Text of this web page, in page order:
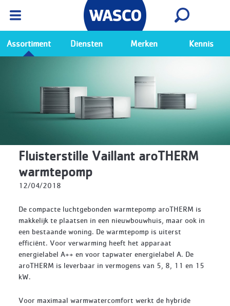
Ga naar de Wasco app
Bekijk
Assortiment Diensten Merken Kennis
Fluisterstille Vaillant aroTHERM
warmtepomp
12/04/2018
De compacte luchtgebonden warmtepomp aroTHERM is
makkelijk te plaatsen in een nieuwbouwhuis, maar ook in
een bestaande woning. De warmtepomp is uiterst
efficiënt. Voor verwarming heeft het apparaat
energielabel A++ en voor tapwater energielabel A. De
aroTHERM is leverbaar in vermogens van 5, 8, 11 en 15
kW.
Voor maximaal warmwatercomfort werkt de hybride